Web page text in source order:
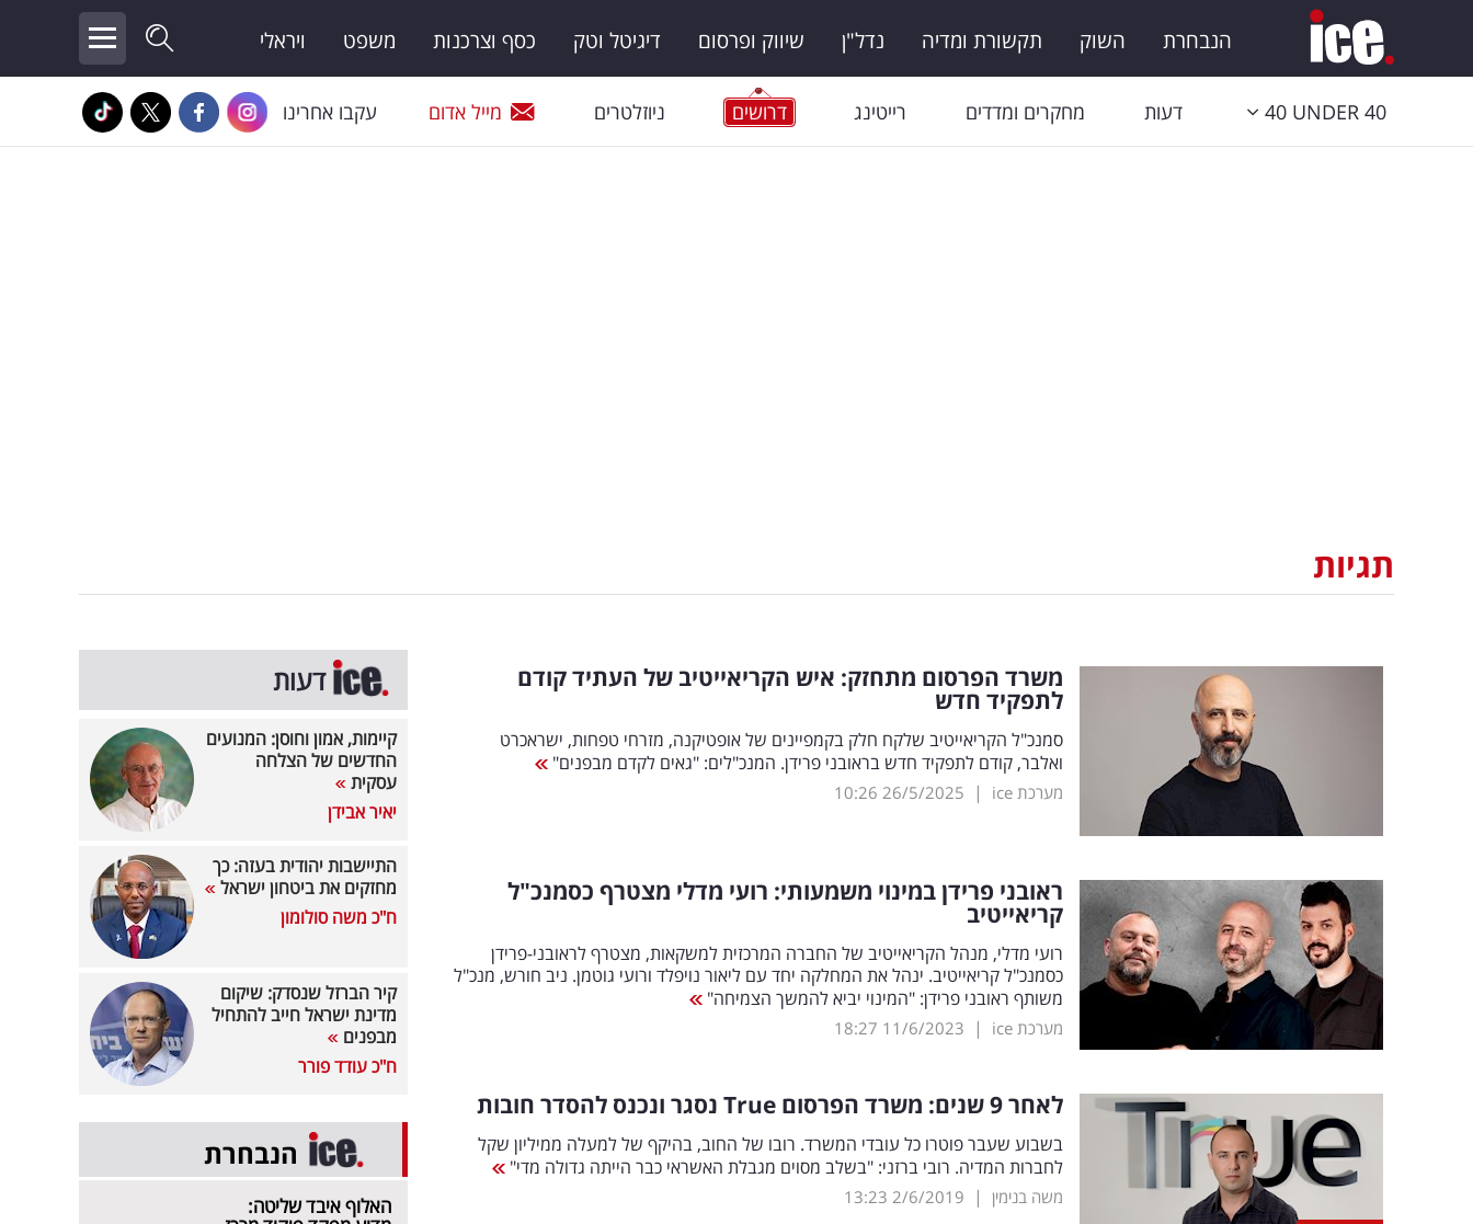
הנבחרת השוק תקשורת ומדיה נדל"ן שיווק ופרסום דיגיטל וטק כסף וצרכנות משפט ויראלי
40 UNDER 40 דעות מחקרים ומדדים רייטינג דרושים ניוזלטרים מייל אדום עקבו אחרינו
תגיות
משרד הפרסום מתחזק: איש הקריאייטיב של העתיד קודם
לתפקיד חדש
סמנכ"ל הקריאייטיב שלקח חלק בקמפיינים של אופטיקנה, מזרחי טפחות, ישראכרט
ואלבר, קודם לתפקיד חדש בראובני פרידן. המנכ"לים: "גאים לקדם מבפנים"
מערכת ice |
26/5/2025
10:26
ראובני פרידן במינוי משמעותי: רועי מדלי מצטרף כסמנכ"ל
קריאייטיב
רועי מדלי, מנהל הקריאייטיב של החברה המרכזית למשקאות, מצטרף לראובני-פרידן
כסמנכ"ל קריאייטיב. ינהל את המחלקה יחד עם ליאור נויפלד ורועי גוטמן. ניב חורש, מנכ"ל
משותף ראובני פרידן: "המינוי יביא להמשך הצמיחה"
מערכת ice |
11/6/2023
18:27
לאחר 9 שנים: משרד הפרסום True נסגר ונכנס להסדר חובות
בשבוע שעבר פוטרו כל עובדי המשרד. רובו של החוב, בהיקף של למעלה ממיליון שקל
לחברות המדיה. רובי ברזני: "בשלב מסוים מגבלת האשראי כבר הייתה גדולה מדי"
משה בנימין |
2/6/2019
13:23
דעות
קיימות, אמון וחוסן: המנועים
החדשים של הצלחה
עסקית
יאיר אבידן
התיישבות יהודית בעזה: כך
מחזקים את ביטחון ישראל
ח"כ משה סולומון
קיר הברזל שנסדק: שיקום
מדינת ישראל חייב להתחיל
מבפנים
ח"כ עודד פורר
הנבחרת
האלוף איבד שליטה: